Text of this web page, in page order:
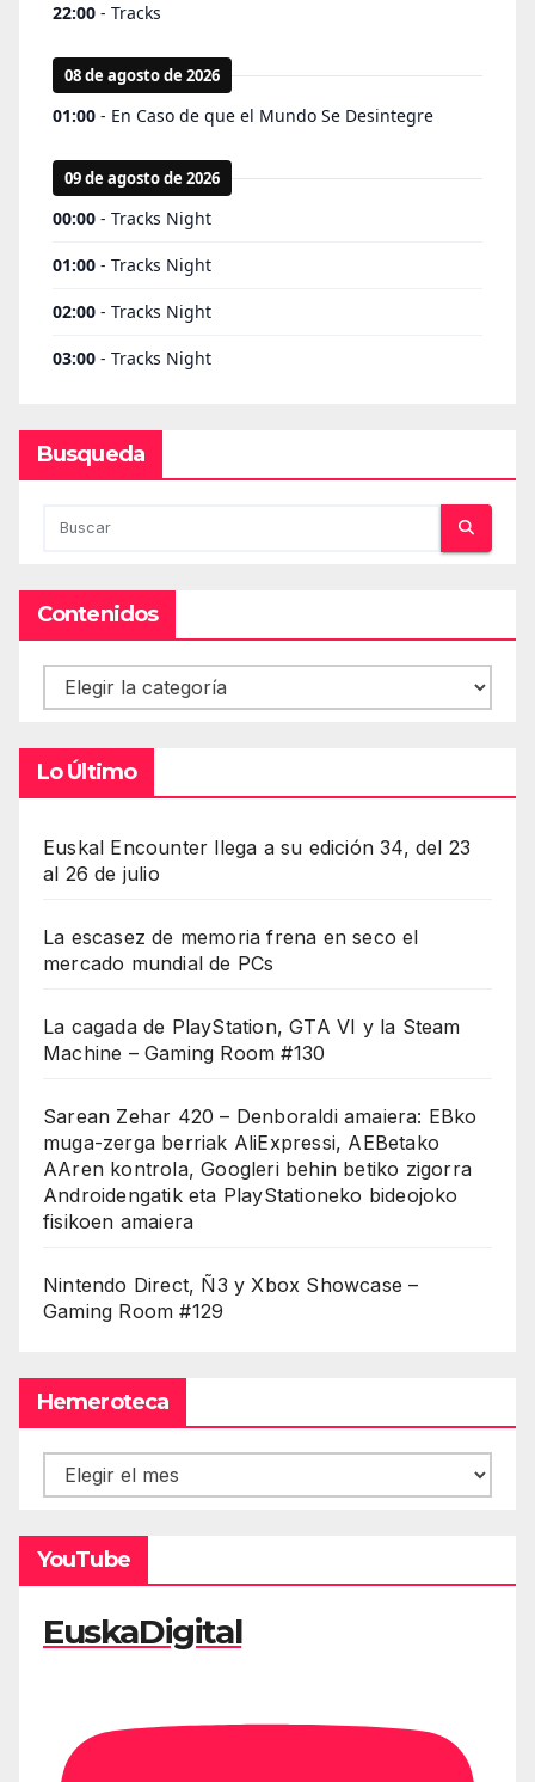
Busqueda
Contenidos
Contenidos
Lo Último
Euskal Encounter llega a su edición 34, del 23
al 26 de julio
La escasez de memoria frena en seco el
mercado mundial de PCs
La cagada de PlayStation, GTA VI y la Steam
Machine – Gaming Room #130
Sarean Zehar 420 – Denboraldi amaiera: EBko
muga-zerga berriak AliExpressi, AEBetako
AAren kontrola, Googleri behin betiko zigorra
Androidengatik eta PlayStationeko bideojoko
fisikoen amaiera
Nintendo Direct, Ñ3 y Xbox Showcase –
Gaming Room #129
Hemeroteca
Hemeroteca
YouTube
EuskaDigital